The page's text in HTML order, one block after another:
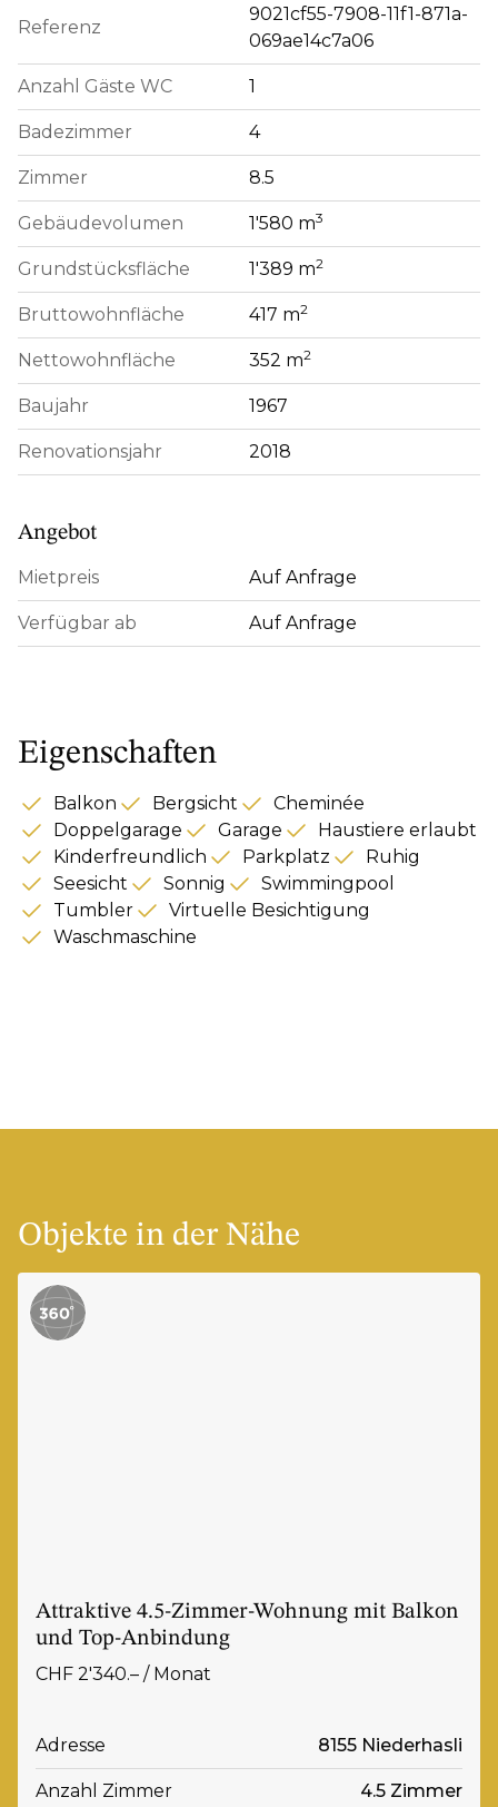
Referenz
9021cf55-7908-11f1-871a-
069ae14c7a06
Anzahl Gäste WC 1
Badezimmer 4
Zimmer 8.5
Gebäudevolumen 1'580 m3
Grundstücksfläche 1'389 m2
Bruttowohnfläche 417 m2
Nettowohnfläche 352 m2
Baujahr 1967
Renovationsjahr 2018
Angebot
Mietpreis Auf Anfrage
Verfügbar ab Auf Anfrage
Eigenschaften
Balkon Bergsicht
Cheminée
Doppelgarage
Garage
Haustiere erlaubt
Kinderfreundlich
Parkplatz
Ruhig
Seesicht
Sonnig
Swimmingpool
Tumbler
Virtuelle Besichtigung
Waschmaschine
Objekte in der Nähe
Attraktive 4.5-Zimmer-Wohnung mit Balkon
und Top-Anbindung
CHF 2'340.– / Monat
Adresse 8155 Niederhasli
Anzahl Zimmer 4.5 Zimmer